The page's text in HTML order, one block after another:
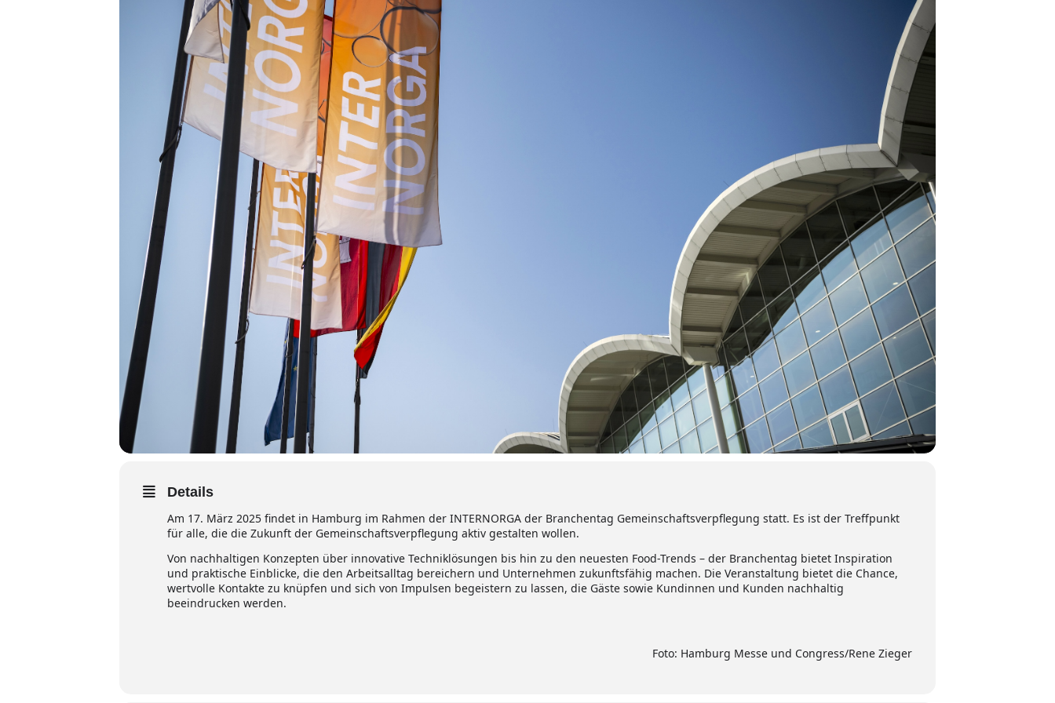
Details
Am 17. März 2025 findet in Hamburg im Rahmen der INTERNORGA der Branchentag Gemeinschaftsverpflegung statt. Es ist der Treffpunkt
für alle, die die Zukunft der Gemeinschaftsverpflegung aktiv gestalten wollen.
Von nachhaltigen Konzepten über innovative Techniklösungen bis hin zu den neuesten Food-Trends – der Branchentag bietet Inspiration
und praktische Einblicke, die den Arbeitsalltag bereichern und Unternehmen zukunftsfähig machen. Die Veranstaltung bietet die Chance,
wertvolle Kontakte zu knüpfen und sich von Impulsen begeistern zu lassen, die Gäste sowie Kundinnen und Kunden nachhaltig
beeindrucken werden.
Foto: Hamburg Messe und Congress/Rene Zieger